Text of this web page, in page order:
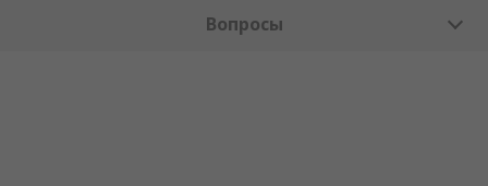
Вопросы